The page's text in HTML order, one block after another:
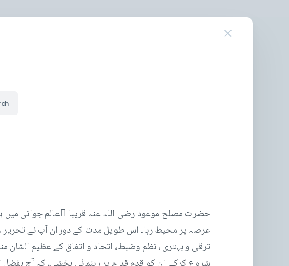
حضرت مصلح موعود رضی اللہ عنہ قریبا ًعالم جوانی
عرصہ پر محیط رہا۔ اس طویل مدت کے دوران آپ نے تحریر
ترقی و بہتری ، نظم وضبط، اتحاد و اتفاق کے عظیم الشان